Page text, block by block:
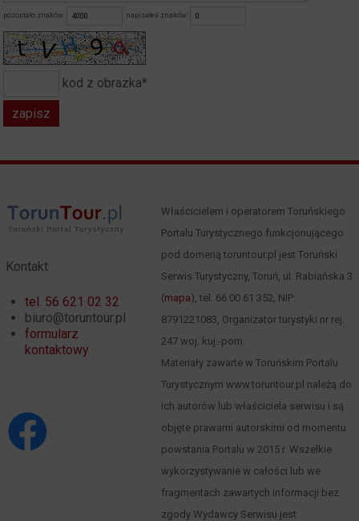
pozostało znaków: napisałeś znaków:
kod z obrazka*
Kontakt
tel. 56 621 02 32
biuro@toruntour.pl
formularz
kontaktowy
Właścicielem i operatorem Toruńskiego
Portalu Turystycznego funkcjonującego
pod domeną toruntour.pl jest Toruński
Serwis Turystyczny, Toruń, ul. Rabiańska 3
(mapa), tel. 66 00 61 352, NIP:
8791221083, Organizator turystyki nr rej.
247 woj. kuj.-pom.
Materiały zawarte w Toruńskim Portalu
Turystycznym www.toruntour.pl należą do
ich autorów lub właściciela serwisu i są
objęte prawami autorskimi od momentu
powstania Portalu w 2015 r. Wszelkie
wykorzystywanie w całości lub we
fragmentach zawartych informacji bez
zgody Wydawcy Serwisu jest